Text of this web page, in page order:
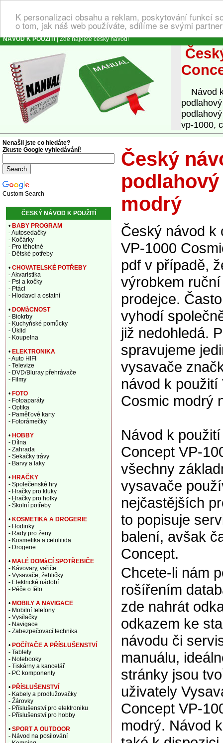
K personalizaci obsahu a reklam, poskytování funkcí
o tom, jak náš web používáte, sdílíme se svými
NÁVOD K POUŽITÍ| Zde najdete český návod!
Návod k
vp-1000,
Český
modrý
Český návod k
VP-1000
pdf v případě,
výrobkem
prodejce.
vyhodí
již nedohledá.
spravujeme
vysavače
návod k
Cosmic modrý
Návod k
Concept VP-
všechny
vysavače
nejčastějších
to popisuje
balení, avšak
Concept.
Chcete-li nám
rošířením
zde nahrát
odkazem ke
návodu či
manuálu,
stránky jsou
uživately
Concept VP-
modrý. Návod
Nenašli jste co hledáte?
Zkuste Google vyhledávání!
Custom Search
ČESKÝ NÁVOD K POUŽITÍ
• BABY PROGRAM
- Autosedačky
- Kočárky
- Pro těhotné
- Dětské potřeby
• CHOVATELSKÉ POTŘEBY
- Akvaristika
- Psi a kočky
- Ptáci
- Hlodavci a ostatní
• DOMàCNOST
- Biokrby
- Kuchyňské pomůcky
- Úklid
- Koupelna
• ELEKTRONIKA
- Auto HIFI
- Televize
- DVD/Bluray přehrávače
- Filmy
• FOTO
- Fotoaparáty
- Optika
- Paměťové karty
- Fotorámečky
• HOBBY
- Dílna
- Zahrada
- Sekačky trávy
- Barvy a laky
• HRAČKY
- Společenské hry
- Hračky pro kluky
- Hračky pro holky
- Školní potřeby
• KOSMETIKA A DROGERIE
- Hodinky
- Rady pro ženy
- Kosmetika a celulitida
- Drogerie
• MALÉ DOMàCÍ SPOTŘEBIČE
- Kávovary, vařiče
- Vysavače, žehličky
- Elektrické nádobí
- Péče o tělo
• MOBILY A NAVIGACE
- Mobilní telefony
- Vysílačky
- Navigace
- Zabezpečovací technika
• POČÍTAČE A PŘÍSLUŠENSTVÍ
- Tablety
- Notebooky
- Tiskárny a kancelář
- PC komponenty
• PŘÍSLUŠENSTVÍ
- Kabely a prodlužovačky
- Žárovky
- Příslušenství pro elektroniku
- Příslušenství pro hobby
• SPORT A OUTDOOR
- Návod na posilování